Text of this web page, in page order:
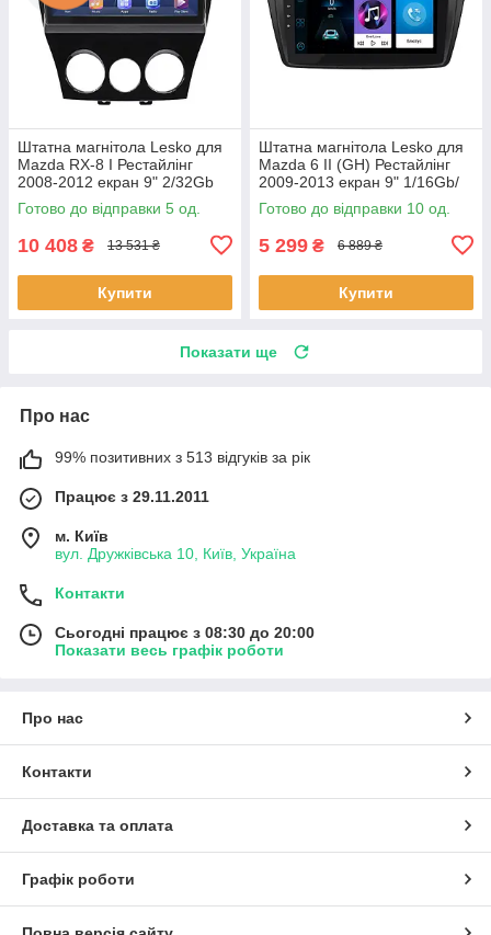
Штатна магнітола Lesko для
Mazda RX-8 I Рестайлінг
2008-2012 екран 9" 2/32Gb
4G Wi-Fi GPS Top 5 шт.
Готово до відправки 5 од.
10 408 ₴ 13 531 ₴
Купити
Штатна магнітола Lesko для
Mazda 6 II (GH) Рестайлінг
2009-2013 екран 9" 1/16Gb/
Wi-Fi Optima GPS Androi 10
шт.
Готово до відправки 10 од.
5 299 ₴ 6 889 ₴
Купити
Показати ще
Про нас
99% позитивних з 513 відгуків за рік
Працює з 29.11.2011
м. Київ
вул. Дружківська 10, Київ, Україна
Контакти
Сьогодні працює з 08:30 до 20:00
Показати весь графік роботи
Про нас
Контакти
Доставка та оплата
Графік роботи